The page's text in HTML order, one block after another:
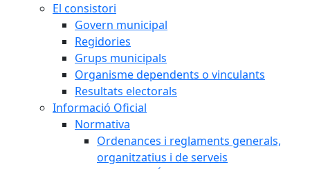
El consistori
Govern municipal
Regidories
Grups municipals
Organisme dependents o vinculants
Resultats electorals
Informació Oficial
Normativa
Ordenances i reglaments generals,
organitzatius i de serveis